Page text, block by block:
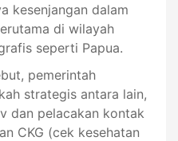
kesenjangan dalam
di wilayah
seperti Papua.
pemerintah
strategis antara lain,
dan pelacakan kontak
CKG (cek kesehatan